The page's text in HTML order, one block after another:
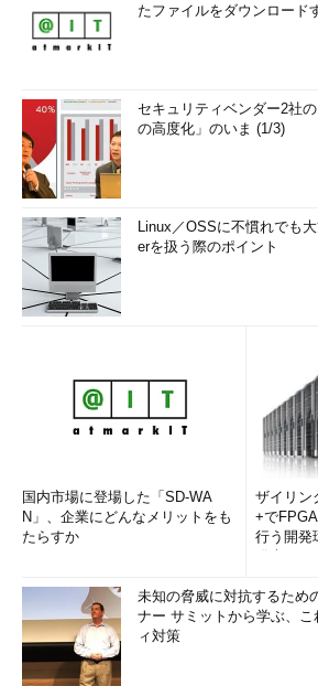
たファイルをダウンロード
セキュリティベンダー2社
の高度化」のいま (1/3)
Linux／OSSに不慣れでも
erを扱う際のポイント
国内市場に登場した「SD-WA
N」、企業にどんなメリットをも
たらすか
ザイリン
+で
行う開発
未知の脅威に対抗するた
ナー サミットから学ぶ、
ィ対策